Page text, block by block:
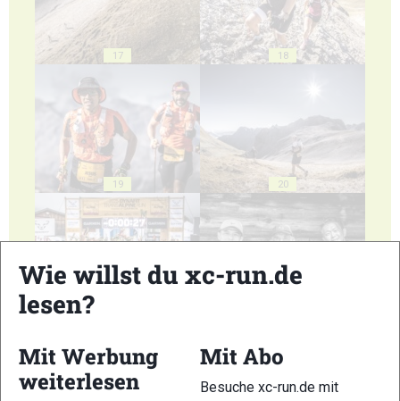
17 18
19 20
Wie willst du xc-run.de
lesen?
Mit Werbung
weiterlesen
Mit Abo
Besuche xc-run.de mit